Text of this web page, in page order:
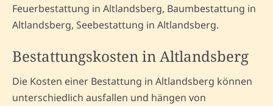
Feuerbestattung in Altlandsberg, Baumbestattung in
Altlandsberg, Seebestattung in Altlandsberg.
Bestattungskosten in Altlandsberg
Die Kosten einer Bestattung in Altlandsberg können
unterschiedlich ausfallen und hängen von